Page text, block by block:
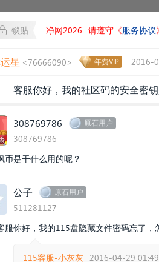
锁贴 净网2026 请遵守《服务协议
星 <76666090> 年费VIP 2016-
客服你好，我的社区码的安全密
308769786 原石用户
308769786
币是干什么用的呢？
公子 原石用户
511281127
服你好，我的115盘隐藏文件密码忘了，
115客服-小灰灰 2016-04-29